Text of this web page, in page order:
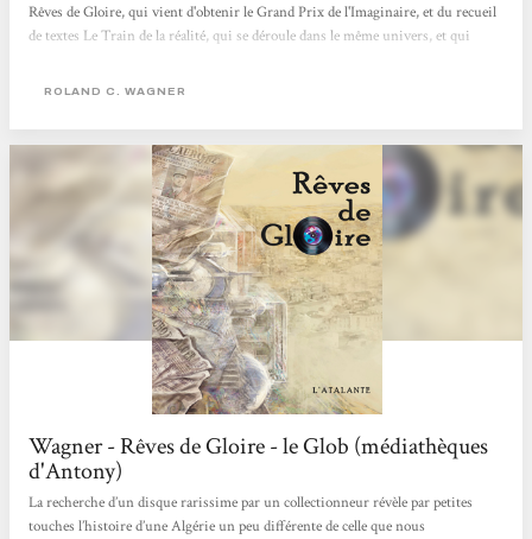
Rêves de Gloire, qui vient d'obtenir le Grand Prix de l'Imaginaire, et du recueil
de textes Le Train de la réalité, qui se déroule dans le même univers, et qui
important dans le paysage de la SF, et de l'uchronie, et dans ta carrière, puisque
ROLAND C. WAGNER
Wagner - Rêves de Gloire - le Glob (médiathèques
d'Antony)
La recherche d’un disque rarissime par un collectionneur révèle par petites
touches l’histoire d’une Algérie un peu différente de celle que nous